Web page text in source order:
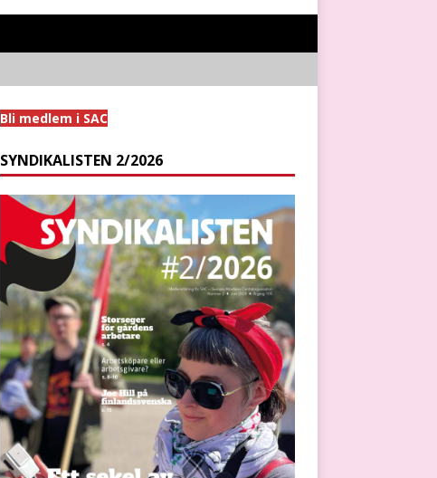
Bli medlem i SAC
SYNDIKALISTEN 2/2026